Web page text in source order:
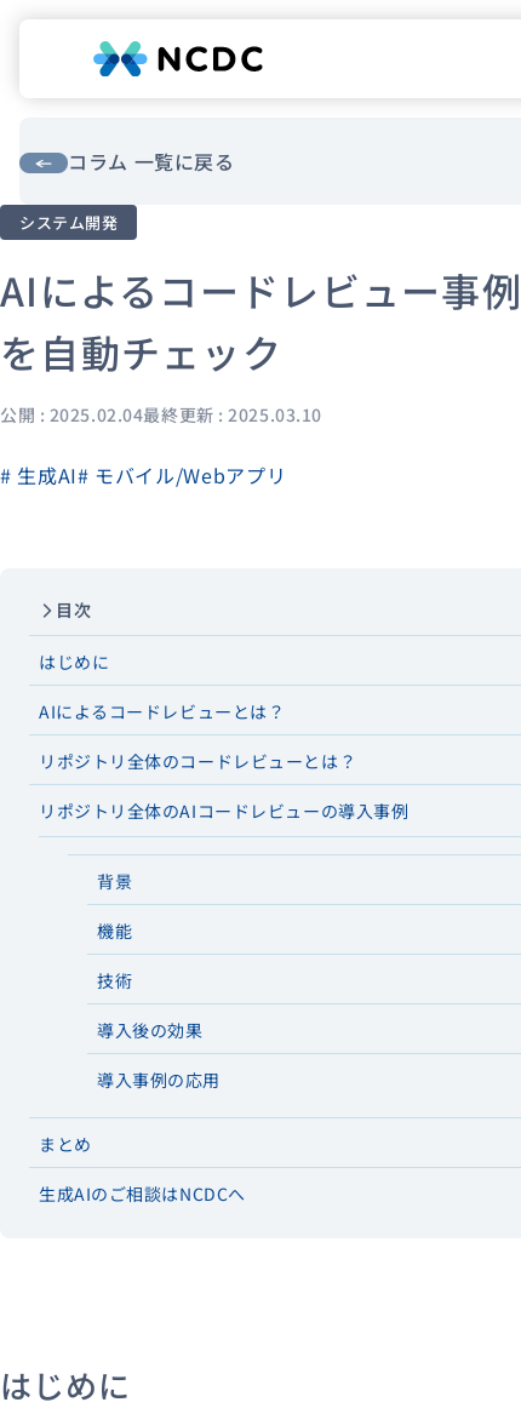
サービス
企業情報
事例紹介
採用情報
セミナーコラムお知らせ
お役立ち情報（PJ Insight）
資料ダウンロード
コラム 一覧に戻る
システム開発
AIによるコードレビュー事
を自動チェック
公開 : 2025.02.04最終更新 : 2025.03.10
# 生成AI# モバイル/Webアプリ
目次
はじめに
AIによるコードレビューとは？
リポジトリ全体のコードレビューとは？
リポジトリ全体のAIコードレビューの導入事例
背景
機能
技術
導入後の効果
導入事例の応用
まとめ
生成AIのご相談はNCDCへ
はじめに